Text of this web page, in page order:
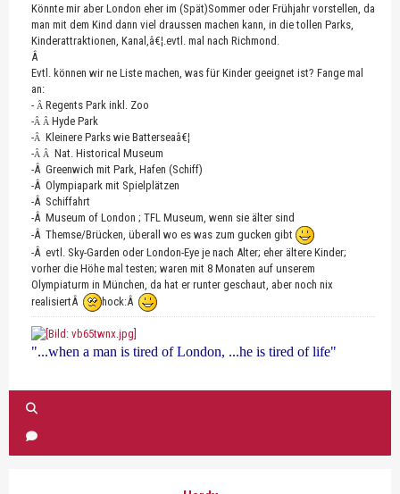
Könnte mir aber London eher im (Spät)Sommer oder Frühjahr vorstellen, da
man mit dem Kind dann viel draussen machen kann, in die tollen Parks,
Kinderattraktionen, Kanal,â€¦.evtl. mal nach Richmond.
Â
Evtl. können wir ne Liste machen, was für Kinder geeignet ist? Fange mal
an:
- Â Regents Park inkl. Zoo
-Â Â Hyde Park
-Â Kleinere Parks wie Batterseaâ€¦
-Â Â Nat. Historical Museum
-Â Greenwich mit Park, Hafen (Schiff)
-Â Olympiapark mit Spielplätzen
-Â Schiffahrt
-Â Museum of London ; TFL Museum, wenn sie älter sind
-Â Themse/Brücken, überall wo es was zum gucken gibt
-Â evtl. Sky-Garden oder London-Eye je nach Alter; eher ältere Kinder;
vorher die Höhe mal testen; waren mit 8 Monaten auf unserem
Olympiaturm in München, da hat er runter geschaut, aber noch nix
realisiertÂ
hock:Â
"...when a man is tired of London, ...he is tired of life"